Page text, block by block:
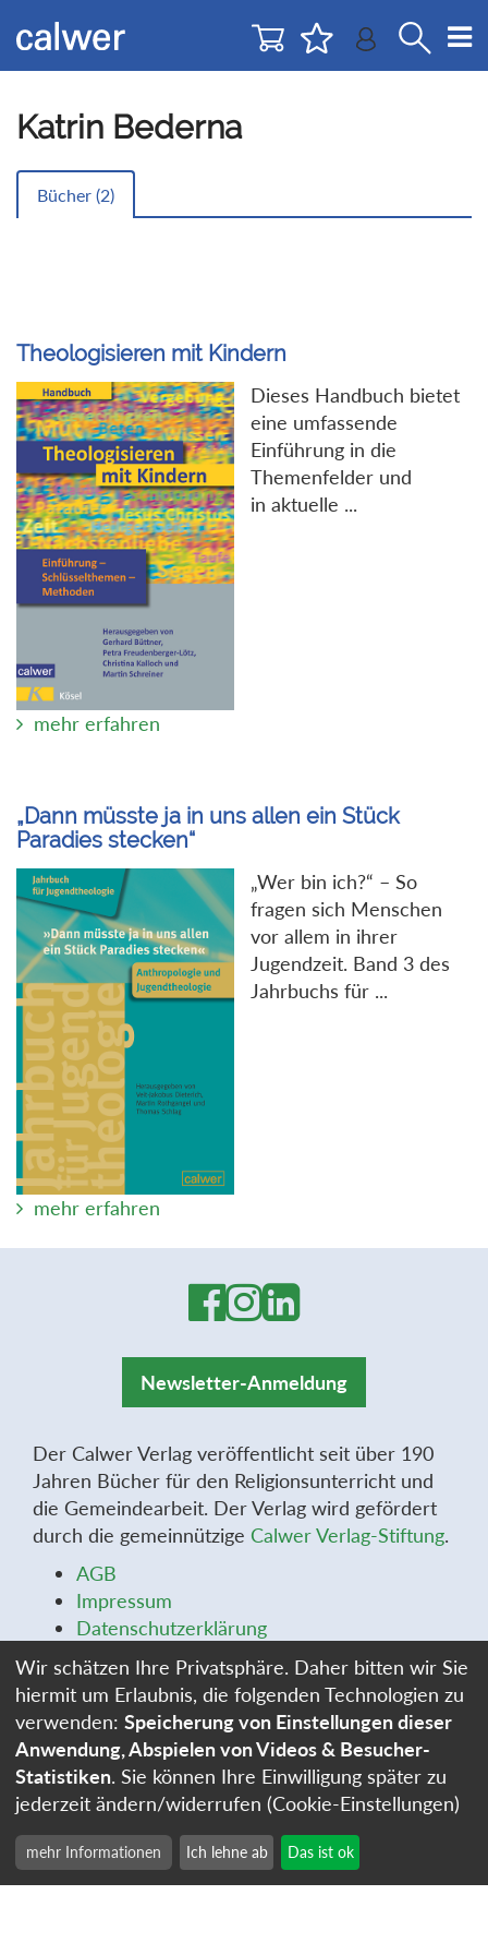
zur
Navigation
zum
Inhalt
Katrin Bederna
Bücher (2)
Theologisieren mit Kindern
Dieses Handbuch bietet
eine umfassende
Einführung in die
Themenfelder und
in aktuelle ...
mehr erfahren
„Dann müsste ja in uns allen ein Stück
Paradies stecken“
„Wer bin ich?“ – So
fragen sich Menschen
vor allem in ihrer
Jugendzeit. Band 3 des
Jahrbuchs für ...
mehr erfahren
Newsletter-Anmeldung
Der Calwer Verlag veröffentlicht seit über 190
Jahren Bücher für den Religionsunterricht und
die Gemeindearbeit. Der Verlag wird gefördert
durch die gemeinnützige Calwer Verlag-Stiftung.
AGB
Impressum
Datenschutzerklärung
Widerrufsbelehrung
Widerrufsformular
Stellenangebote
Cookie-Einstellungen
Wir schätzen Ihre Privatsphäre. Daher bitten wir Sie
hiermit um Erlaubnis, die folgenden Technologien zu
verwenden: Speicherung von Einstellungen dieser
Anwendung, Abspielen von Videos & Besucher-
Statistiken. Sie können Ihre Einwilligung später zu
jederzeit ändern/widerrufen (Cookie-Einstellungen)
mehr Informationen Ich lehne ab Das ist ok